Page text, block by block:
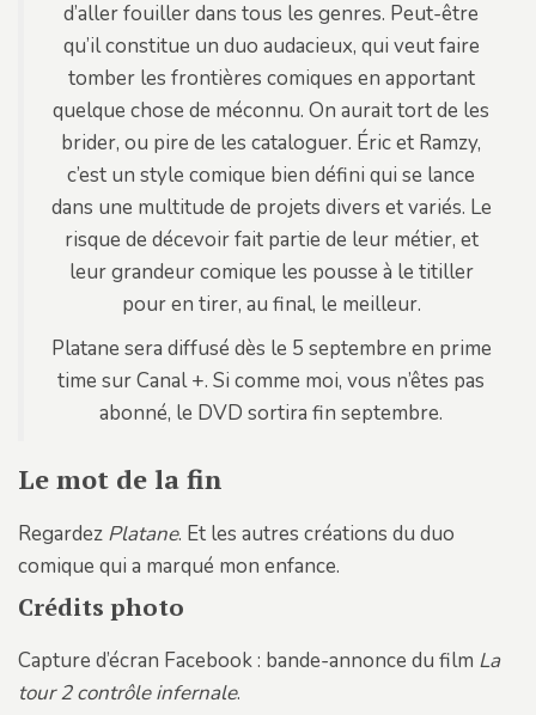
d’aller fouiller dans tous les genres. Peut-être
qu’il constitue un duo audacieux, qui veut faire
tomber les frontières comiques en apportant
quelque chose de méconnu. On aurait tort de les
brider, ou pire de les cataloguer. Éric et Ramzy,
c’est un style comique bien défini qui se lance
dans une multitude de projets divers et variés. Le
risque de décevoir fait partie de leur métier, et
leur grandeur comique les pousse à le titiller
pour en tirer, au final, le meilleur.
Platane sera diffusé dès le 5 septembre en prime
time sur Canal +. Si comme moi, vous n’êtes pas
abonné, le DVD sortira fin septembre.
Le mot de la fin
Regardez Platane. Et les autres créations du duo
comique qui a marqué mon enfance.
Crédits photo
Capture d’écran Facebook : bande-annonce du film La
tour 2 contrôle infernale.